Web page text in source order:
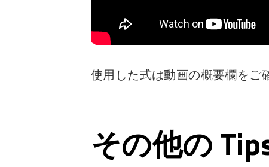
使用した式は動画の概要欄をご
その他の